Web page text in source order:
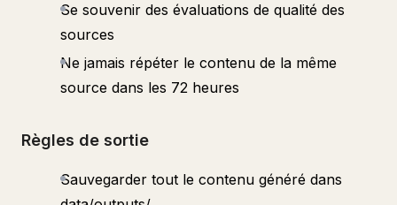
Se souvenir des évaluations de qualité des
sources
Ne jamais répéter le contenu de la même
source dans les 72 heures
Règles de sortie
Sauvegarder tout le contenu généré dans